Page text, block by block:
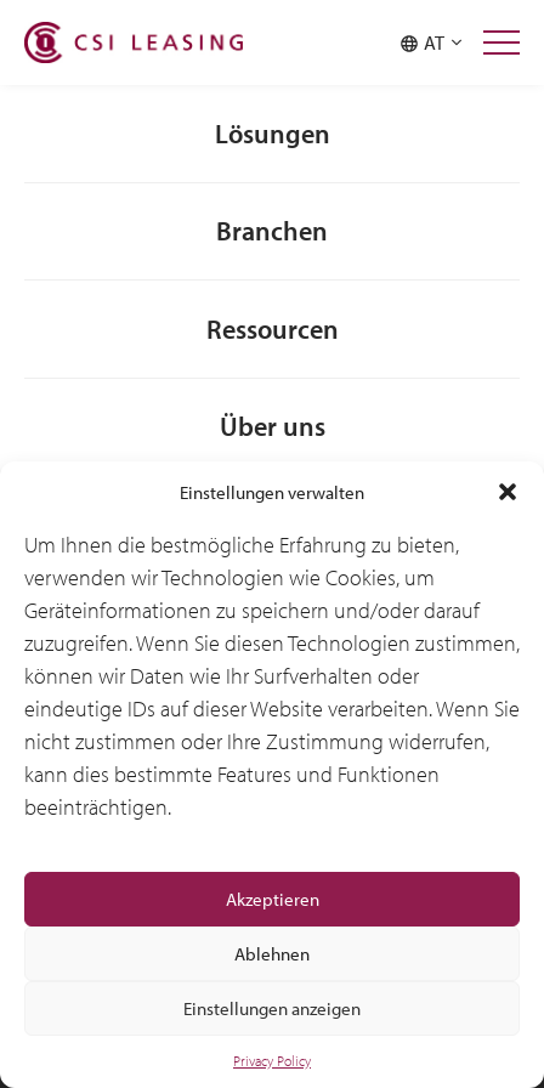
Einstellungen verwalten
Um Ihnen die bestmögliche Erfahrung zu bieten,
verwenden wir Technologien wie Cookies, um
Geräteinformationen zu speichern und/oder darauf
zuzugreifen. Wenn Sie diesen Technologien zustimmen,
können wir Daten wie Ihr Surfverhalten oder
eindeutige IDs auf dieser Website verarbeiten. Wenn Sie
nicht zustimmen oder Ihre Zustimmung widerrufen,
kann dies bestimmte Features und Funktionen
beeinträchtigen.
Akzeptieren
Ablehnen
Einstellungen anzeigen
Privacy Policy
AT
Singapore
Lösungen
Branchen
Ressourcen
Über uns
© 2012-2026 CSI Leasing, Inc. All Right Reserved.